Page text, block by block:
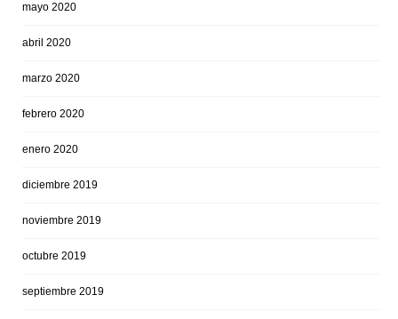
mayo 2020
abril 2020
marzo 2020
febrero 2020
enero 2020
diciembre 2019
noviembre 2019
octubre 2019
septiembre 2019